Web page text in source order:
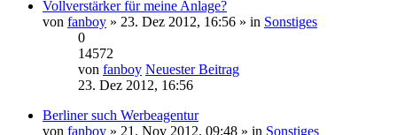
Vollverstärker für meine Anlage?
von fanboy » 23. Dez 2012, 16:56 » in Sonstiges
0
14572
von fanboy Neuester Beitrag
23. Dez 2012, 16:56
Berliner such Werbeagentur
von fanboy » 21. Nov 2012, 09:48 » in Sonstiges